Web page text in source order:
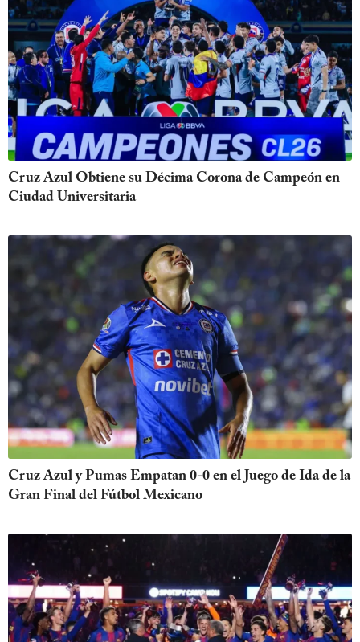
Cruz Azul Obtiene su Décima Corona de Campeón en
Ciudad Universitaria
Cruz Azul y Pumas Empatan 0-0 en el Juego de Ida de la
Gran Final del Fútbol Mexicano